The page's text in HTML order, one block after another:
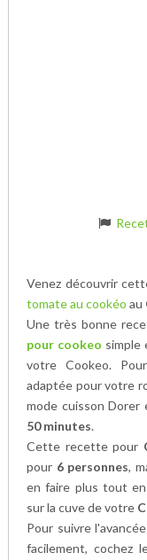
Venez découvrir
tomate au cookéo au
Une très bonne
pour cookeo simple
votre Cookeo.
adaptée pour votre
mode cuisson
50 minutes.
Cette recette pour
pour 6 personnes,
en faire plus tout
sur la cuve de votre
Pour suivre
facilement, cochez